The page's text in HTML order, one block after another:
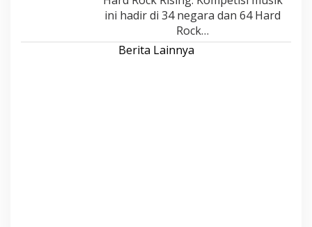
ini hadir di 34 negara dan 64 Hard
Rock…
Berita Lainnya